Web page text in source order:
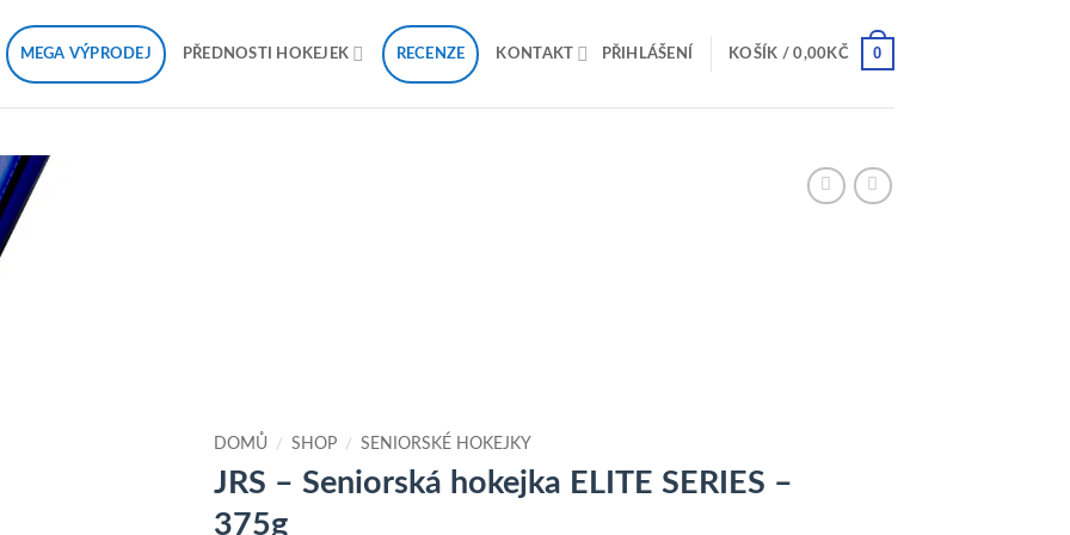
MEGA VÝPRODEJ PŘEDNOSTI HOKEJEK RECENZE KONTAKT PŘIHLÁŠENÍ KOŠÍK /0,00KČ 0
DOMŮ / SHOP / SENIORSKÉ HOKEJKY
JRS – Seniorská hokejka ELITE SERIES –
375g